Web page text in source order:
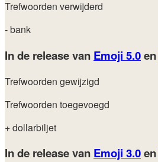
Trefwoorden verwijderd
- bank
In de release van Emoji 5.0en
Trefwoorden gewijzigd
Trefwoorden toegevoegd
+ dollarbiljet
In de release van Emoji 3.0en